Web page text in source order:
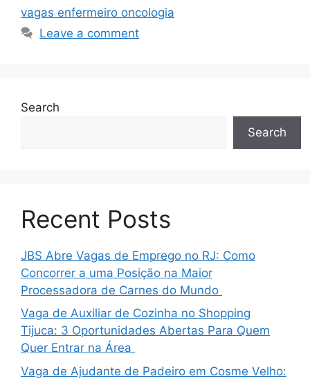
vagas enfermeiro oncologia
Leave a comment
Search
Search
Recent Posts
JBS Abre Vagas de Emprego no RJ: Como
Concorrer a uma Posição na Maior
Processadora de Carnes do Mundo
Vaga de Auxiliar de Cozinha no Shopping
Tijuca: 3 Oportunidades Abertas Para Quem
Quer Entrar na Área
Vaga de Ajudante de Padeiro em Cosme Velho: